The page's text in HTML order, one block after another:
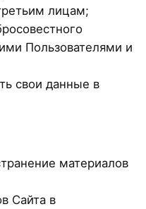
лицам;
Пользователями и
свои данные в
материалов
Сайта в